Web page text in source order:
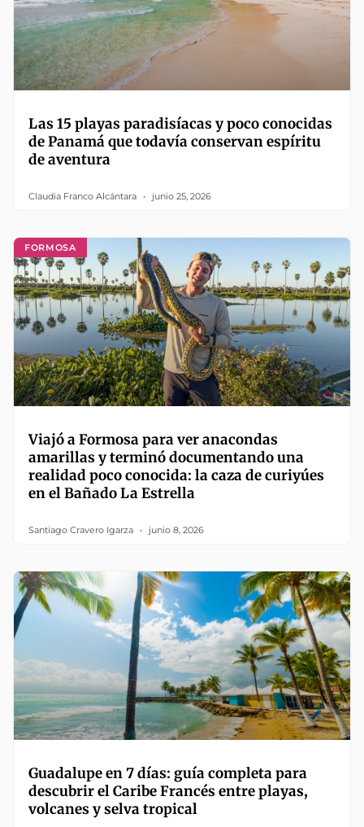
Las 15 playas paradisíacas y poco conocidas
de Panamá que todavía conservan espíritu
de aventura
Claudia Franco Alcántara junio 25, 2026
FORMOSA
Viajó a Formosa para ver anacondas
amarillas y terminó documentando una
realidad poco conocida: la caza de curiyúes
en el Bañado La Estrella
Santiago Cravero Igarza junio 8, 2026
Guadalupe en 7 días: guía completa para
descubrir el Caribe Francés entre playas,
volcanes y selva tropical